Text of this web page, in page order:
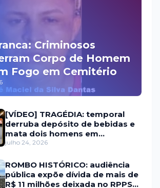
Criminosos
Corpo de Homem
Fogo em Cemitério
[VÍDEO] TRAGÉDIA: temporal
derruba depósito de bebidas e
mata dois homens em
Portalegre
julho 24, 2026
ROMBO HISTÓRICO: audiência
pública expõe dívida de mais de
R$ 11 milhões deixada no RPPS